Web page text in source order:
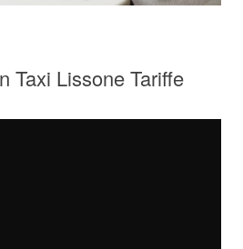
Taxi Lissone Tariffe